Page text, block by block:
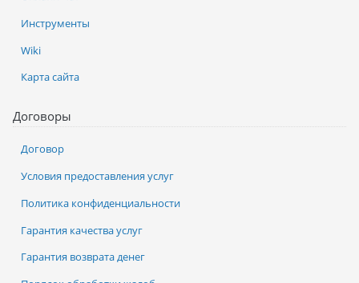
Инструменты
Wiki
Карта сайта
Договоры
Договор
Условия предоставления услуг
Политика конфиденциальности
Гарантия качества услуг
Гарантия возврата денег